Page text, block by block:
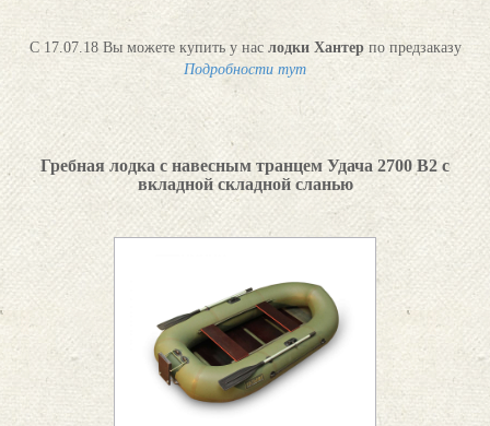
С 17.07.18 Вы можете купить у нас лодки Хантер по предзаказу
Подробности тут
Гребная лодка с навесным транцем Удача 2700 В2 с
вкладной складной сланью